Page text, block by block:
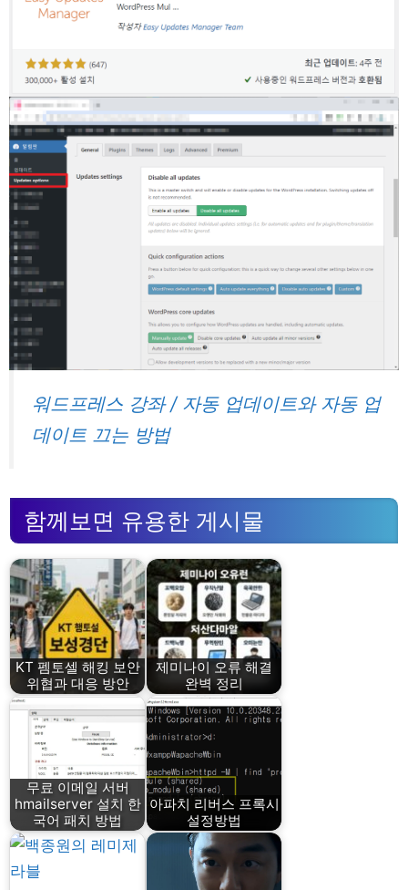
워드프레스 강좌 / 자동 업데이트와 자동 업
데이트 끄는 방법
함께보면 유용한 게시물
KT 펨토셀 해킹 보안
위협과 대응 방안
제미나이 오류 해결
완벽 정리
무료 이메일 서버
hmailserver 설치 한
국어 패치 방법
아파치 리버스 프록시
설정방법